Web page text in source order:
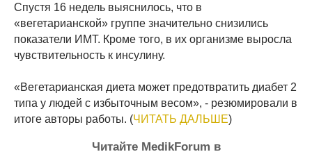
Спустя 16 недель выяснилось, что в
«вегетарианской» группе значительно снизились
показатели ИМТ. Кроме того, в их организме выросла
чувствительность к инсулину.
«Вегетарианская диета может предотвратить диабет 2
типа у людей с избыточным весом», - резюмировали в
итоге авторы работы. (ЧИТАТЬ ДАЛЬШЕ)
Читайте MedikForum в